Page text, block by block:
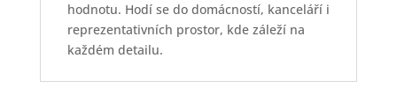
hodnotu. Hodí se do domácností, kanceláří i
reprezentativních prostor, kde záleží na
každém detailu.